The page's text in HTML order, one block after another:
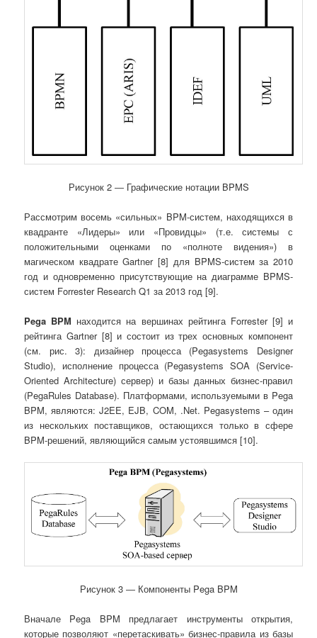
Рисунок 2 ― Графические нотации BPMS
Рассмотрим восемь «сильных» BPM-систем, находящихся в
квадранте «Лидеры» или «Провидцы» (т.е. системы с
положительными оценками по «полноте видения») в
магическом квадрате Gartner [8] для BPMS-систем за 2010
год и одновременно присутствующие на диаграмме BPMS-
систем Forrester Research Q1 за 2013 год [9].
Pega BPM находится на вершинах рейтинга Forrester [9] и
рейтинга Gartner [8] и состоит из трех основных компонент
(см. рис. 3): дизайнер процесса (Pegasystems Designer
Studio), исполнение процесса (Pegasystems SOA (Service-
Oriented Architecture) сервер) и базы данных бизнес-правил
(PegaRules Database). Платформами, используемыми в Pega
BPM, являются: J2EE, EJB, COM, .Net. Pegasystems – один
из нескольких поставщиков, остающихся только в сфере
BPM-решений, являющийся самым устоявшимся [10].
Рисунок 3 ― Компоненты Pega BPM
Вначале Pega BPM предлагает инструменты открытия,
которые позволяют «перетаскивать» бизнес-правила из базы